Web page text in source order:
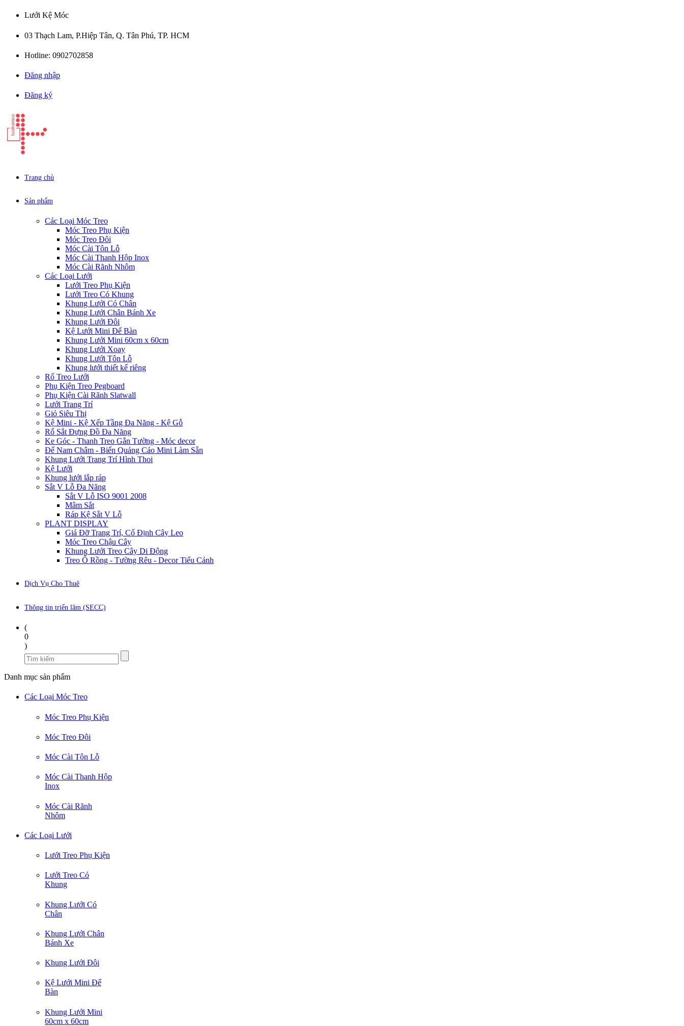
Lưới Kệ Móc
03 Thạch Lam, P.Hiệp Tân, Q. Tân Phú, TP. HCM
Hotline: 0902702858
Đăng nhập
Đăng ký
Trang chủ
Sản phẩm
Các Loại Móc Treo
Móc Treo Phụ Kiện
Móc Treo Đôi
Móc Cài Tôn Lỗ
Móc Cài Thanh Hộp Inox
Móc Cài Rãnh Nhôm
Các Loại Lưới
Lưới Treo Phụ Kiện
Lưới Treo Có Khung
Khung Lưới Có Chân
Khung Lưới Chân Bánh Xe
Khung Lưới Đôi
Kệ Lưới Mini Để Bàn
Khung Lưới Mini 60cm x 60cm
Khung Lưới Xoay
Khung Lưới Tôn Lỗ
Khung lưới thiết kế riêng
Rổ Treo Lưới
Phụ Kiện Treo Pegboard
Phụ Kiện Cài Rãnh Slatwall
Lưới Trang Trí
Giỏ Siêu Thị
Kệ Mini - Kệ Xếp Tầng Đa Năng - Kệ Gỗ
Rổ Sắt Đựng Đồ Đa Năng
Ke Góc - Thanh Treo Gắn Tường - Móc decor
Đế Nam Châm - Biển Quảng Cáo Mini Làm Sẵn
Khung Lưới Trang Trí Hình Thoi
Kệ Lưới
Khung lưới lắp ráp
Sắt V Lỗ Đa Năng
Sắt V Lỗ ISO 9001 2008
Mâm Sắt
Ráp Kệ Sắt V Lỗ
PLANT DISPLAY
Giá Đỡ Trang Trí, Cố Định Cây Leo
Móc Treo Chậu Cây
Khung Lưới Treo Cây Di Động
Treo Ổ Rồng - Tường Rêu - Decor Tiểu Cảnh
Dịch Vụ Cho Thuê
Thông tin triển lãm (SECC)
(
0
)
Danh mục sản phẩm
Các Loại Móc Treo
Móc Treo Phụ Kiện
Móc Treo Đôi
Móc Cài Tôn Lỗ
Móc Cài Thanh Hộp
Inox
Móc Cài Rãnh
Nhôm
Các Loại Lưới
Lưới Treo Phụ Kiện
Lưới Treo Có
Khung
Khung Lưới Có
Chân
Khung Lưới Chân
Bánh Xe
Khung Lưới Đôi
Kệ Lưới Mini Để
Bàn
Khung Lưới Mini
60cm x 60cm